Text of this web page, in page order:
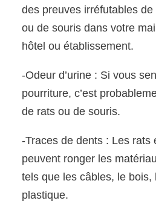
des preuves irréfutables
ou de souris dans votre
hôtel ou établissement.
-Odeur d’urine : Si vous
pourriture, c’est
de rats ou de souris.
-Traces de dents : Les rats
peuvent ronger les
tels que les câbles, le bois,
plastique.